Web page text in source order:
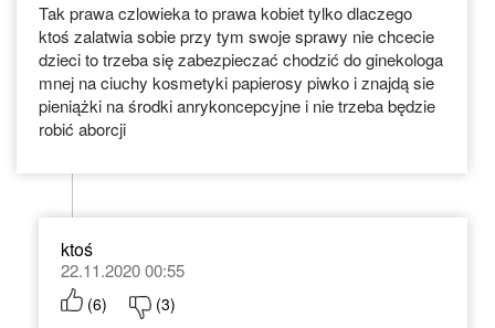
Tak prawa czlowieka to prawa kobiet tylko dlaczego
ktoś zalatwia sobie przy tym swoje sprawy nie chcecie
dzieci to trzeba się zabezpieczać chodzić do ginekologa
mnej na ciuchy kosmetyki papierosy piwko i znajdą sie
pieniążki na środki anrykoncepcyjne i nie trzeba będzie
robić aborcji
ktoś
22.11.2020 00:55
(6) (3)